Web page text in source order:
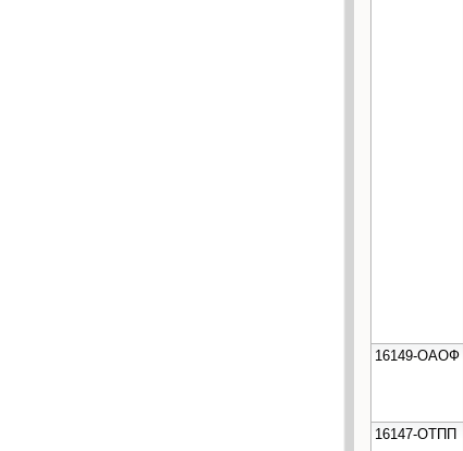
16149-ОАОФ
16147-ОТПП